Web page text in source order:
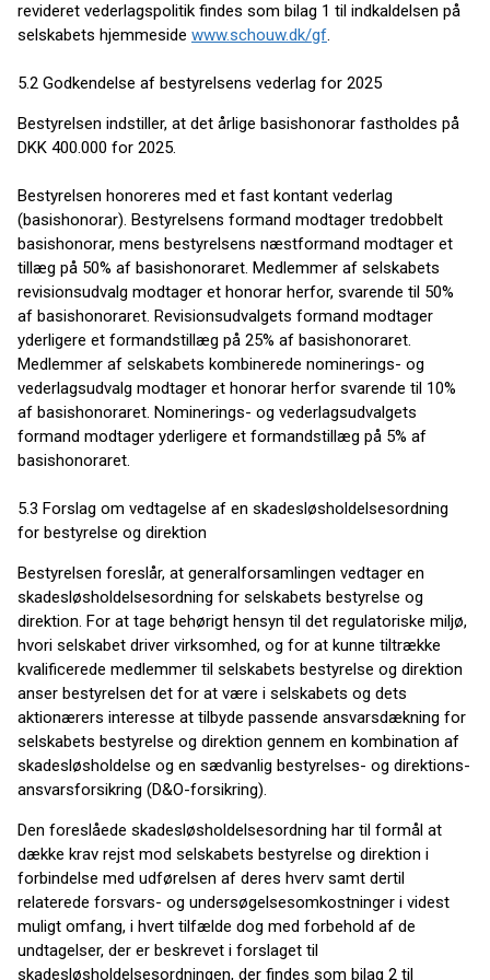
revideret vederlagspolitik findes som bilag 1 til indkaldelsen på
selskabets hjemmeside www.schouw.dk/gf.
5.2 Godkendelse af bestyrelsens vederlag for 2025
Bestyrelsen indstiller, at det årlige basishonorar fastholdes på
DKK 400.000 for 2025.
Bestyrelsen honoreres med et fast kontant vederlag
(basishonorar). Bestyrelsens formand modtager tredobbelt
basishonorar, mens bestyrelsens næstformand modtager et
tillæg på 50% af basishonoraret. Medlemmer af selskabets
revisionsudvalg modtager et honorar herfor, svarende til 50%
af basishonoraret. Revisionsudvalgets formand modtager
yderligere et formandstillæg på 25% af basishonoraret.
Medlemmer af selskabets kombinerede nominerings- og
vederlagsudvalg modtager et honorar herfor svarende til 10%
af basishonoraret. Nominerings- og vederlagsudvalgets
formand modtager yderligere et formandstillæg på 5% af
basishonoraret.
5.3 Forslag om vedtagelse af en skadesløsholdelsesordning
for bestyrelse og direktion
Bestyrelsen foreslår, at generalforsamlingen vedtager en
skadesløsholdelsesordning for selskabets bestyrelse og
direktion. For at tage behørigt hensyn til det regulatoriske miljø,
hvori selskabet driver virksomhed, og for at kunne tiltrække
kvalificerede medlemmer til selskabets bestyrelse og direktion
anser bestyrelsen det for at være i selskabets og dets
aktionærers interesse at tilbyde passende ansvarsdækning for
selskabets bestyrelse og direktion gennem en kombination af
skadesløsholdelse og en sædvanlig bestyrelses- og direktions­
ansvars­forsikring (D&O-forsikring).
Den foreslåede skadesløsholdelsesordning har til formål at
dække krav rejst mod selskabets bestyrelse og direktion i
forbindelse med udførelsen af deres hverv samt dertil
relaterede forsvars- og undersøgelses­omkostninger i videst
muligt omfang, i hvert tilfælde dog med forbehold af de
undtagelser, der er beskrevet i forslaget til
skadesløsholdelsesordningen, der findes som bilag 2 til